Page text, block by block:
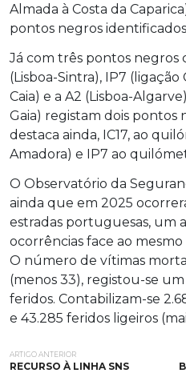
Almada à Costa da
pontos negros
Já com três pontos negros
(Lisboa-Sintra), IP7
Caia) e a A2 (Lisboa-
Gaia) registam dois pontos
destaca ainda, IC17, ao
Amadora) e IP7 ao
O Observatório da
ainda que em 2025
estradas portuguesas, um
ocorrências face ao
O número de vítimas
(menos 33), registou-se
feridos. Contabilizam-se
e 43.285 feridos ligeiros
ARTIGO ANTERIOR
RECURSO À LINHA SNS